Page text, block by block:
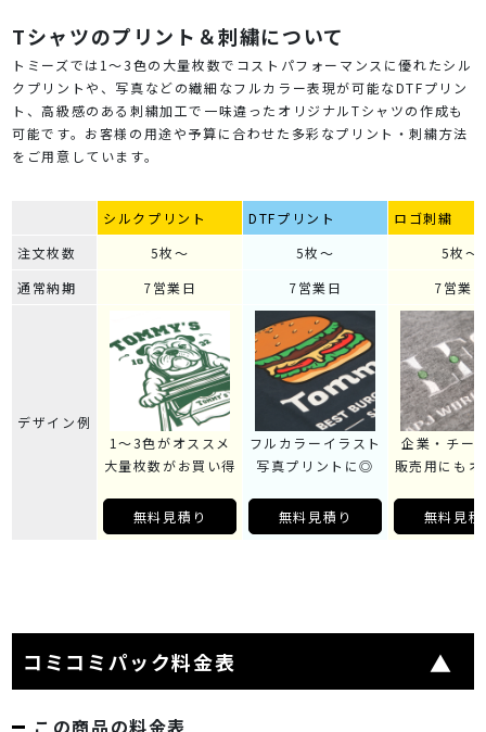
Tシャツのプリント＆刺繍について
トミーズでは1～3色の大量枚数でコストパフォーマンスに優れたシル
クプリントや、写真などの繊細なフルカラー表現が可能なDTFプリン
ト、高級感のある刺繍加工で一味違ったオリジナルTシャツの作成も
可能です。お客様の用途や予算に合わせた多彩なプリント・刺繍方法
をご用意しています。
シルクプリント DTFプリント
ロゴ刺繍
注文枚数
5枚～ 5枚～
5枚～
通常納期
7営業日 7営業日 7営業
デザイン例
1～3色がオススメ
大量枚数がお買い得
無料見積り
フルカラーイラスト
写真プリントに◎
無料見積り
企業・チー
販売用にも
無料見積
コミコミパック料金表